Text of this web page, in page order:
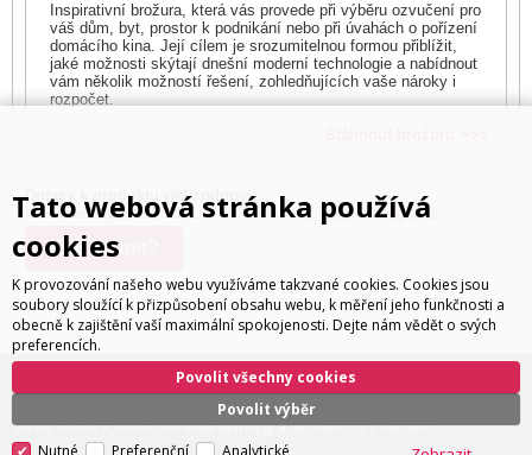
Inspirativní brožura, která vás provede při výběru ozvučení pro
váš dům, byt, prostor k podnikání nebo při úvahách o pořízení
domácího kina. Její cílem je srozumitelnou formou přiblížit,
jaké možnosti skýtají dnešní moderní technologie a nabídnout
vám několik možností řešení, zohledňujících vaše nároky i
rozpočet.
Dotazy k produktu rád zodpoví:
Ivan Trachta,+420 602 180 597, ivan.trachta@avintegra.cz
Kde koupit?
ivan.trachta@avintegra.cz
Servis: Alexej Rydzoň,servis@avintegra.sk,+420 771 140 900
Tato webová stránka používá
cookies
K provozování našeho webu využíváme takzvané cookies. Cookies jsou
soubory sloužící k přizpůsobení obsahu webu, k měření jeho funkčnosti a
obecně k zajištění vaší maximální spokojenosti. Dejte nám vědět o svých
preferencích.
Povolit výběr
Povolit všechny cookies